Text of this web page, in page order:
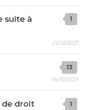
suite à
1
21/02/2021
13
16/02/2021
de droit
1